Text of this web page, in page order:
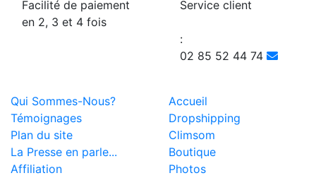
Facilité de paiement
en 2, 3 et 4 fois
Service client
:
02 85 52 44 74
Qui Sommes-Nous?
Accueil
Témoignages
Dropshipping
Plan du site
Climsom
La Presse en parle...
Boutique
Affiliation
Photos